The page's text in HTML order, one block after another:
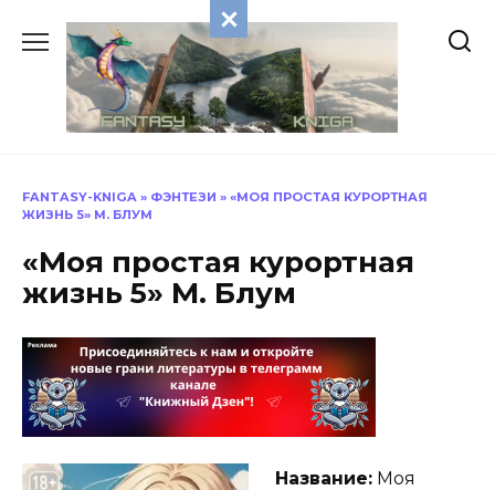
содержанию
FANTASY-KNIGA » ФЭНТЕЗИ » «МОЯ ПРОСТАЯ КУРОРТНАЯ
ЖИЗНЬ 5» М. БЛУМ
«Моя простая курортная
жизнь 5» М. Блум
Название: Моя